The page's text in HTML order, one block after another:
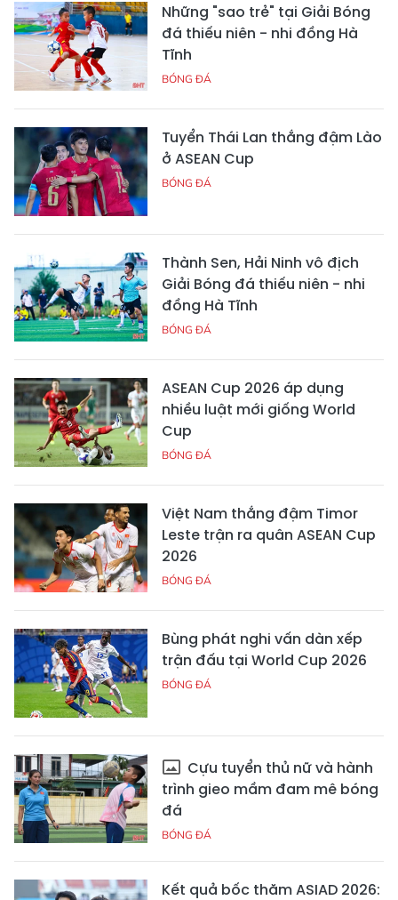
Những "sao trẻ" tại Giải Bóng
đá thiếu niên - nhi đồng Hà
Tĩnh
BÓNG ĐÁ
Tuyển Thái Lan thắng đậm Lào
ở ASEAN Cup
BÓNG ĐÁ
Thành Sen, Hải Ninh vô địch
Giải Bóng đá thiếu niên - nhi
đồng Hà Tĩnh
BÓNG ĐÁ
ASEAN Cup 2026 áp dụng
nhiều luật mới giống World
Cup
BÓNG ĐÁ
Việt Nam thắng đậm Timor
Leste trận ra quân ASEAN Cup
2026
BÓNG ĐÁ
Bùng phát nghi vấn dàn xếp
trận đấu tại World Cup 2026
BÓNG ĐÁ
Cựu tuyển thủ nữ và hành
trình gieo mầm đam mê bóng
đá
BÓNG ĐÁ
Kết quả bốc thăm ASIAD 2026: